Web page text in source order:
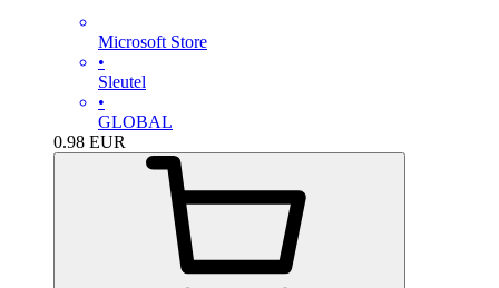
Microsoft Store
•
Sleutel
•
GLOBAL
0.98 EUR